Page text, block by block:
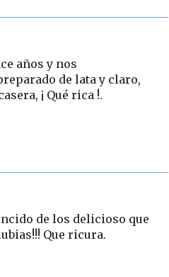
años y nos
de lata y claro,
¡ Qué rica !.
de los delicioso que
Que ricura.